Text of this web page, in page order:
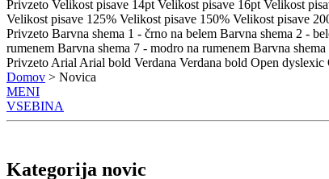
Privzeto Velikost pisave 14pt Velikost pisave 16pt Velikost
Velikost pisave 125% Velikost pisave 150% Velikost pisave
Privzeto Barvna shema 1 - črno na belem Barvna shema 2 -
rumenem Barvna shema 7 - modro na rumenem Barvna
Privzeto Arial Arial bold Verdana Verdana bold Open dyslexic
Domov > Novica
MENI
VSEBINA
Kategorija novic